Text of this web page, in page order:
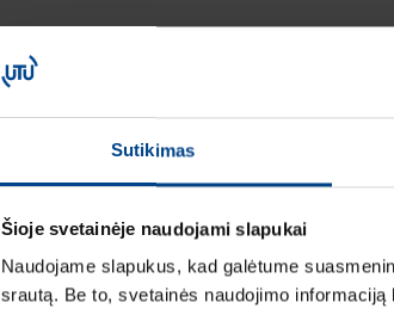
Sutikimas
Šioje svetainėje naudojami slapukai
Naudojame slapukus, kad galėtume
srautą. Be to, svetainės naudojimo